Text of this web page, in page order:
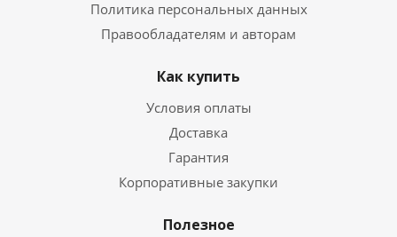
Политика персональных данных
Правообладателям и авторам
Как купить
Условия оплаты
Доставка
Гарантия
Корпоративные закупки
Полезное